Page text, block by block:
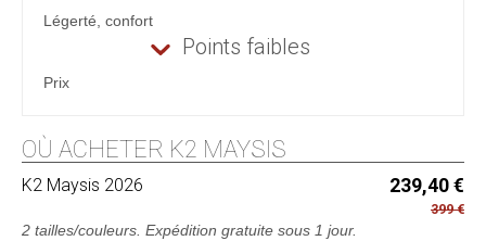
Légerté, confort
Points faibles
Prix
OÙ ACHETER K2 MAYSIS
K2 Maysis 2026 239,40 €
399 €
2 tailles/couleurs. Expédition gratuite sous 1 jour.